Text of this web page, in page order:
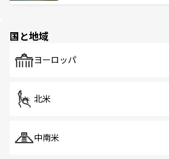
で、ホーカーズは地元の風情を
国と地域
ヨーロッパ
北米
中南米